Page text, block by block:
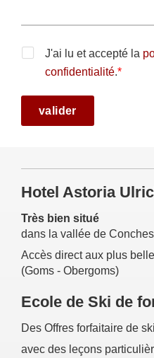
J'ai lu et accepté la
confidentialité.*
Hotel Astoria
Très bien situé
dans la vallée de
Accès direct aux plus
(Goms - Obergoms)
Ecole de Ski de
Des Offres forfaitaire de
avec des leçons